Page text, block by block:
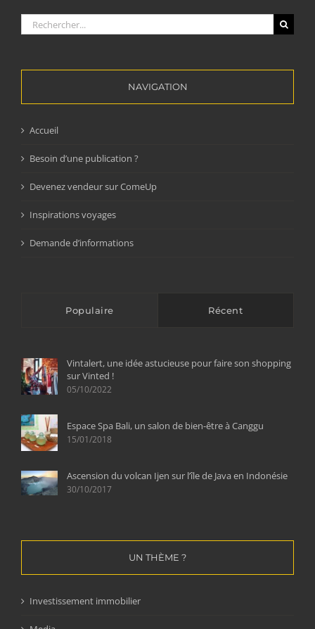
Rechercher:
NAVIGATION
Accueil
Besoin d’une publication ?
Devenez vendeur sur ComeUp
Inspirations voyages
Demande d’informations
Populaire Récent
Vintalert, une idée astucieuse pour faire son shopping
sur Vinted !
05/10/2022
Espace Spa Bali, un salon de bien-être à Canggu
15/01/2018
Ascension du volcan Ijen sur l’île de Java en Indonésie
30/10/2017
UN THÈME ?
Investissement immobilier